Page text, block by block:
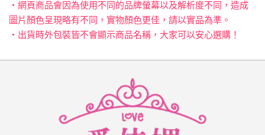
‧網頁商品會因為使用不同的品牌螢幕以及解析度不同，造成
圖片顏色呈現略有不同，實物顏色更佳，請以實品為準。
‧出貨時外包裝皆不會顯示商品名稱，大家可以安心選購！